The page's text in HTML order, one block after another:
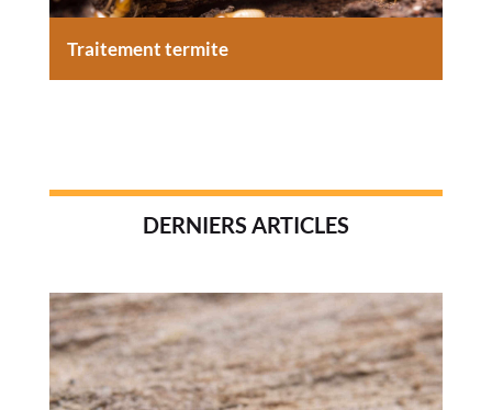
Traitement termite
DERNIERS ARTICLES